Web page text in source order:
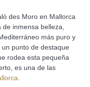
des Moro en Mallorca
inmensa belleza,
más puro y
punto de destaque
rodea esta pequeña
es una de las